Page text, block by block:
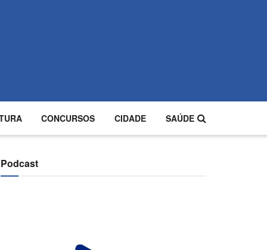
CONCURSOS CIDADE SAÚDE
Podcast